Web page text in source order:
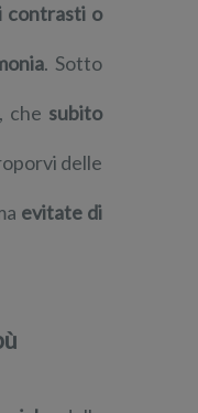
contrasti o
. Sotto
che subito
delle
evitate di